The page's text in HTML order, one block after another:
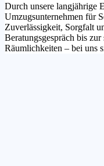
Durch unsere langjährige
Umzugsunternehmen für
Zuverlässigkeit, Sorgfalt
Beratungsgespräch bis
Räumlichkeiten – bei uns